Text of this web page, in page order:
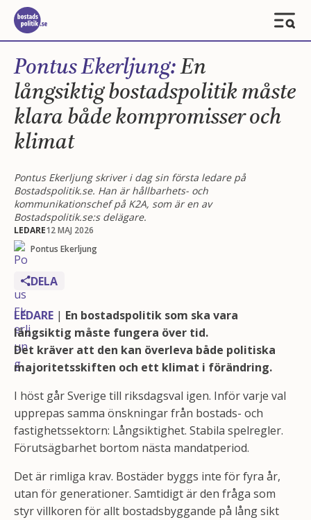
Pontus Ekerljung: En
långsiktig bostadspolitik måste
klara både kompromisser och
klimat
LEDARE12 MAJ 2026
Pontus Ekerljung
DELA
Pontus Ekerljung skriver i dag sin första ledare på
Bostadspolitik.se. Han är hållbarhets- och
kommunikationschef på K2A, som är en av
Bostadspolitik.se:s delägare.
LEDARE | En bostadspolitik som ska vara
långsiktig måste fungera över tid.
Det kräver att den kan överleva både politiska
majoritetsskiften och ett klimat i förändring.
I höst går Sverige till riksdagsval igen. Inför varje val
upprepas samma önskningar från bostads- och
fastighetssektorn: Långsiktighet. Stabila spelregler.
Förutsägbarhet bortom nästa mandatperiod.
Det är rimliga krav. Bostäder byggs inte för fyra år,
utan för generationer. Samtidigt är den fråga som
styr villkoren för allt bostadsbyggande på lång sikt